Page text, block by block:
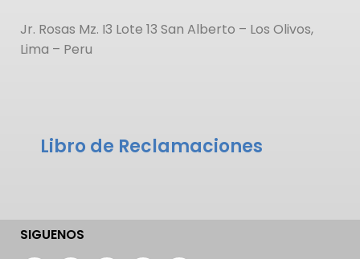
Jr. Rosas Mz. I3 Lote 13 San Alberto – Los Olivos,
Lima – Peru
Libro de Reclamaciones
SIGUENOS